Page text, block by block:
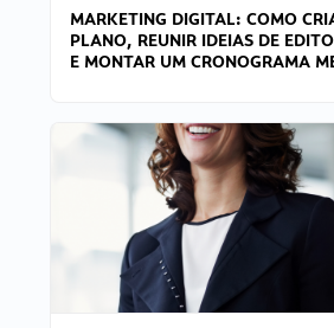
MARKETING DIGITAL: COMO
PLANO, REUNIR IDEIAS DE
E MONTAR UM CRONOGRAMA